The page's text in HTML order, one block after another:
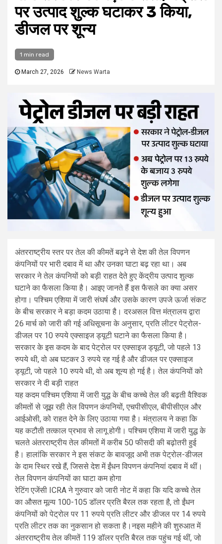
पर उत्पाद शुल्क घटाकर 3 किया,
डीजल पर शून्य
1 min read
March 27, 2026 News Warta
अंतरराष्ट्रीय स्तर पर तेल की कीमतें बढ़ने से देश की तेल विपणन
कंपनियों पर भारी दबाव में था और उनका घाटा बढ़ रहा था। अब
सरकार ने तेल कंपनियों को बड़ी राहत देते हुए केंद्रीय उत्पाद शुल्क
घटाने का फैसला किया है। आइए जानते हैं इस फैसले का क्या असर
होगा। पश्चिम एशिया में जारी संघर्ष और उसके कारण उपजे ऊर्जा संकट
के बीच सरकार ने बड़ा कदम उठाया है। दरअसल वित्त मंत्रालय द्वारा
26 मार्च को जारी की गई अधिसूचना के अनुसार, प्रति लीटर पेट्रोल-
डीजल पर 10 रुपये एक्साइज ड्यूटी घटाने का फैसला किया है।
सरकार के इस कदम के बाद पेट्रोल पर एक्साइज ड्यूटी, जो पहले 13
रुपये थी, वो अब घटकर 3 रुपये रह गई है और डीजल पर एक्साइज
ड्यूटी, जो पहले 10 रुपये थी, वो अब शून्य हो गई है। तेल कंपनियों को
सरकार ने दी बड़ी राहत
यह कदम पश्चिम एशिया में जारी युद्ध के बीच कच्चे तेल की बढ़ती वैश्विक
कीमतों से जूझ रही तेल विपणन कंपनियों, एचपीसीएल, बीपीसीएल और
आईओसी, को राहत देने के लिए उठाया गया है। मंत्रालय ने कहा कि
यह कटौती तत्काल प्रभाव से लागू होगी। पश्चिम एशिया में जारी युद्ध के
चलते अंतरराष्ट्रीय तेल कीमतों में करीब 50 फीसदी की बढ़ोतरी हुई
है। हालांकि सरकार ने इस संकट के बावजूद अभी तक पेट्रोल-डीजल
के दाम स्थिर रखे हैं, जिससे देश में ईंधन विपणन कंपनियां दबाव में थीं।
तेल विपणन कंपनियों का घाटा कम होगा
रेटिंग एजेंसी ICRA ने गुरुवार को जारी नोट में कहा कि यदि कच्चे तेल
का औसत मूल्य 100-105 डॉलर प्रति बैरल तक रहता है, तो ईंधन
कंपनियों को पेट्रोल पर 11 रुपये प्रति लीटर और डीजल पर 14 रुपये
प्रति लीटर तक का नुकसान हो सकता है।नइस महीने की शुरुआत में
अंतरराष्ट्रीय तेल कीमतें 119 डॉलर प्रति बैरल तक पहुंच गई थीं, जो